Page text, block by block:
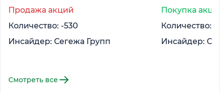
Продажа акций
Количество: -530
Инсайдер: Сегежа Групп
Покупка
Количество:
Инсайдер:
Смотреть все